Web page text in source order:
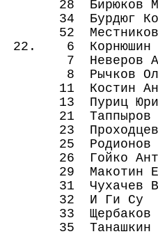
28
34 Бурдюг
52
22. 6
7 Неверов
8 Рычков
11 Костин
13 Пуриц
21
23
25
26 Гойко
29 Макотин
31 Чухачев
32 И Ги
33
35